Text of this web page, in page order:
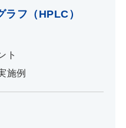
フ（HPLC）
ト
施例